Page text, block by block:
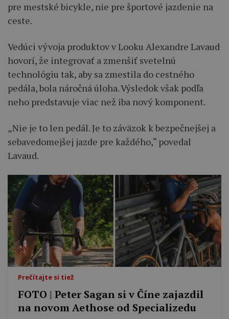
pre mestské bicykle, nie pre športové jazdenie na
ceste.
Vedúci vývoja produktov v Looku Alexandre Lavaud
hovorí, že integrovať a zmenšiť svetelnú
technológiu tak, aby sa zmestila do cestného
pedála, bola náročná úloha. Výsledok však podľa
neho predstavuje viac než iba nový komponent.
„Nie je to len pedál. Je to záväzok k bezpečnejšej a
sebavedomejšej jazde pre každého,“ povedal
Lavaud.
Prečítajte si tiež
FOTO ‎| Peter Sagan si v Číne zajazdil
na novom Aethose od Specializedu